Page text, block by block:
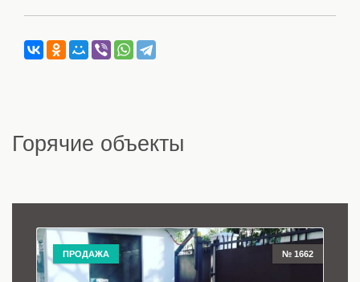
Горячие объекты
ПРОДАЖА № 1662